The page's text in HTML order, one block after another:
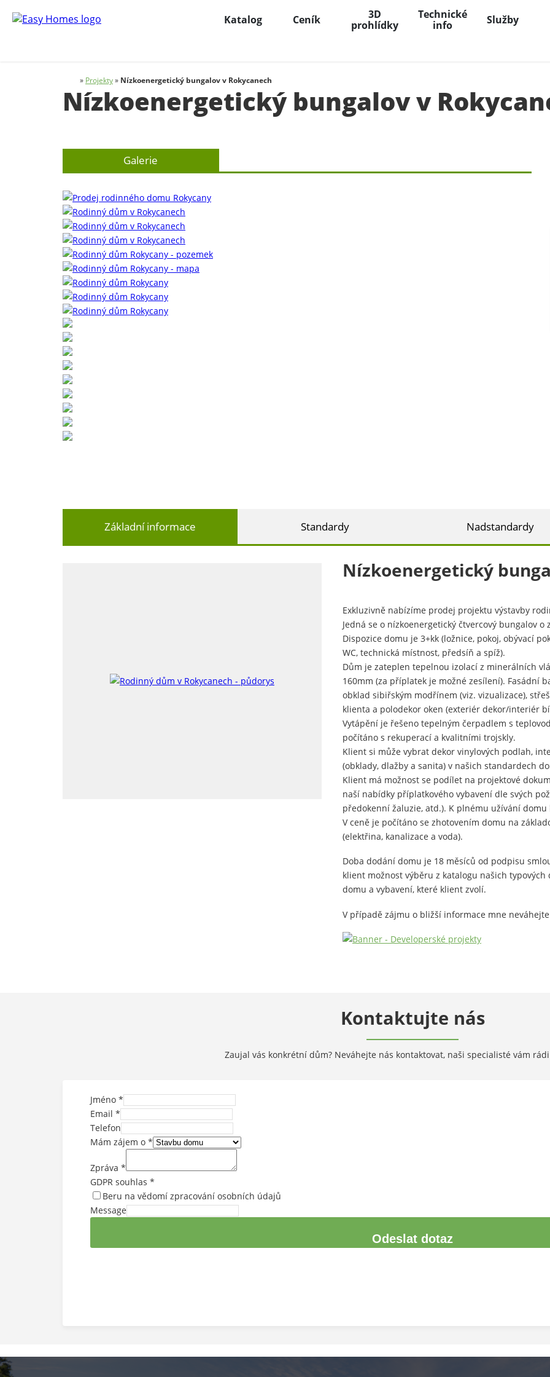
Katalog Ceník
3D
prohlídky
Technické
info
Služby
» Projekty» Nízkoenergetický bungalov v Rokycanech
Nízkoenergetický bungalov v
Galerie
Základní informace Standardy Nadstandardy
Nízkoenergetický
Exkluzivně nabízíme prodej projektu výstavby
Jedná se o nízkoenergetický čtvercový bungalov
Dispozice domu je 3+kk (ložnice, pokoj, obývací
WC, technická místnost, předsíň a spíž).
Dům je zateplen tepelnou izolací z minerálních
160mm (za příplatek je možné zesílení). Fasádní
obklad sibiřským modřínem (viz. vizualizace),
klienta a polodekor oken (exteriér dekor/interiér
Vytápění je řešeno tepelným čerpadlem s
počítáno s rekuperací a kvalitními trojskly.
Klient si může vybrat dekor vinylových podlah,
(obklady, dlažby a sanita) v našich standardech
Klient má možnost se podílet na projektové
naší nabídky příplatkového vybavení dle svých
předokenní žaluzie, atd.). K plnému užívání
V ceně je počítáno se zhotovením domu na
(elektřina, kanalizace a voda).
Doba dodání domu je 18 měsíců od podpisu
klient možnost výběru z katalogu našich
domu a vybavení, které klient zvolí.
V případě zájmu o bližší informace mne
Kontaktujte nás
Zaujal vás konkrétní dům? Neváhejte nás kontaktovat, naši specialisté vám
Jméno *
Email *
Telefon
Mám zájem o *
Zpráva *
GDPR souhlas *
Beru na vědomí zpracování osobních údajů
Message
Odeslat dotaz